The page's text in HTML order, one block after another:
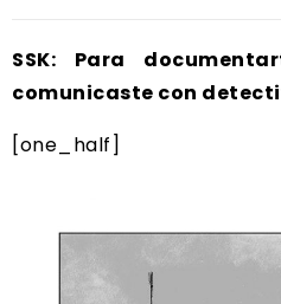
SSK: Para
comunicaste con
[one_half]